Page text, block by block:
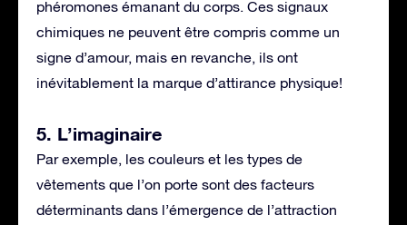
phéromones émanant du corps. Ces signaux
chimiques ne peuvent être compris comme un
signe d’amour, mais en revanche, ils ont
inévitablement la marque d’attirance physique!
5. L’imaginaire
Par exemple, les couleurs et les types de
vêtements que l’on porte sont des facteurs
déterminants dans l’émergence de l’attraction